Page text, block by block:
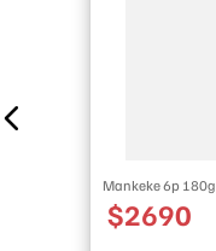
Mankeke 6p 180g
$2690